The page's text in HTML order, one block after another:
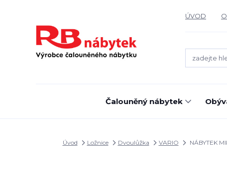
ÚVOD
Čalouněný nábytek
Úvod Ložnice Dvoulůžka VARIO
NÁBYTEK